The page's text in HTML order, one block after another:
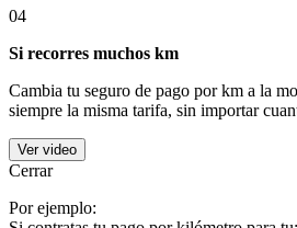
04
Si recorres muchos km
Cambia tu seguro de pago por km a la
siempre la misma tarifa, sin importar
Ver video
Cerrar
Por ejemplo: